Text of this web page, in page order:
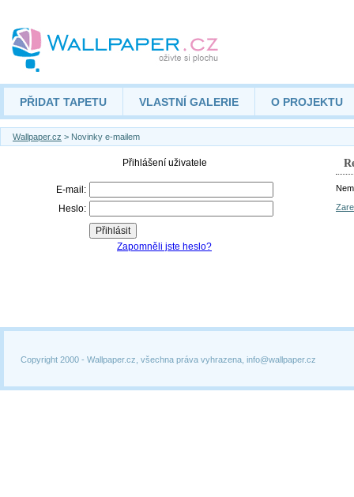
PŘIDAT TAPETU VLASTNÍ GALERIE O PROJEKTU
Wallpaper.cz > Novinky e-mailem
Copyright 2000 - Wallpaper.cz, všechna práva vyhrazena, info@wallpaper.cz